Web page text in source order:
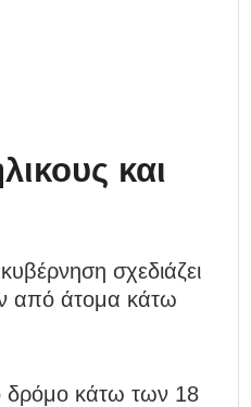
και
σχεδιάζει
από άτομα κάτω
δρόμο κάτω των 18